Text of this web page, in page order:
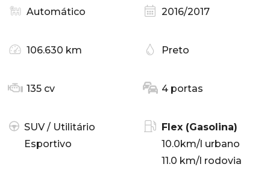
Automático 2016/2017
106.630 km Preto
135 cv 4 portas
SUV / Utilitário
Esportivo
Flex (Gasolina)
10.0km/l urbano
11.0 km/l rodovia